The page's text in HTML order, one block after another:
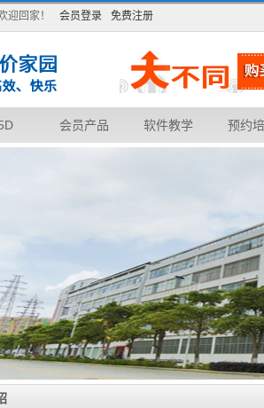
迎回家！ 会员登录 免费注册
会员产品 软件教学 预约